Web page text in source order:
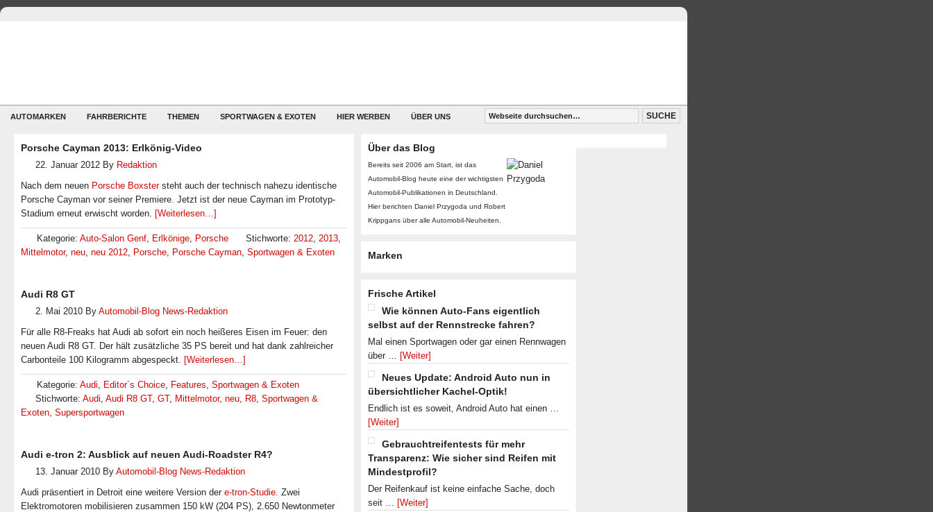
AUTOMARKEN FAHRBERICHTE THEMEN SPORTWAGEN & EXOTEN HIER WERBEN ÜBER UNS
Porsche Cayman 2013: Erlkönig-Video
22. Januar 2012 By Redaktion
Nach dem neuen Porsche Boxstersteht auch der technisch nahezu identische
Porsche Cayman vor seiner Premiere. Jetzt ist der neue Cayman im Prototyp-
Stadium erneut erwischt worden. [Weiterlesen…]
Kategorie: Auto-Salon Genf, Erlkönige, Porsche Stichworte: 2012, 2013,
Mittelmotor, neu, neu 2012, Porsche, Porsche Cayman, Sportwagen & Exoten
Audi R8 GT
2. Mai 2010 By Automobil-Blog News-Redaktion
Für alle R8-Freaks hat Audi ab sofort ein noch heißeres Eisen im Feuer: den
neuen Audi R8 GT. Der hält zusätzliche 35 PS bereit und hat dank zahlreicher
Carbonteile 100 Kilogramm abgespeckt. [Weiterlesen…]
Kategorie: Audi, Editor´s Choice, Features, Sportwagen & Exoten
Stichworte: Audi, Audi R8 GT, GT, Mittelmotor, neu, R8, Sportwagen &
Exoten, Supersportwagen
Audi e-tron 2: Ausblick auf neuen Audi-Roadster R4?
13. Januar 2010 By Automobil-Blog News-Redaktion
Audi präsentiert in Detroit eine weitere Version der e-tron-Studie. Zwei
Elektromotoren mobilisieren zusammen 150 kW (204 PS), 2.650 Newtonmeter
Über das Blog
Bereits seit 2006 am Start, ist das
Automobil-Blog heute eine der wichtigsten
Automobil-Publikationen in Deutschland.
Hier berichten Daniel Przygoda und Robert
Krippgans über alle Automobil-Neuheiten.
Marken
Frische Artikel
Wie können Auto-Fans eigentlich
selbst auf der Rennstrecke fahren?
Mal einen Sportwagen oder gar einen Rennwagen
über … [Weiter]
Neues Update: Android Auto nun in
übersichtlicher Kachel-Optik!
Endlich ist es soweit, Android Auto hat einen …
[Weiter]
Gebrauchtreifentests für mehr
Transparenz: Wie sicher sind Reifen mit
Mindestprofil?
Der Reifenkauf ist keine einfache Sache, doch
seit … [Weiter]